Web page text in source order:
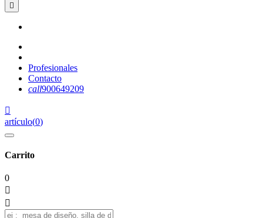

Profesionales
Contacto
call900649209

artículo(0)
Carrito
0

